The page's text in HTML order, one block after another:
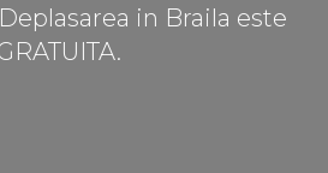
in Braila este